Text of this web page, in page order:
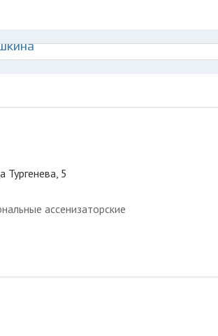
Тургенева, 5
ассенизаторские